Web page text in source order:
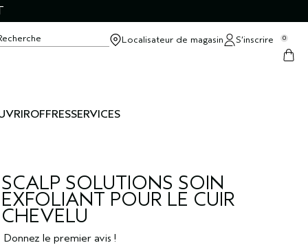
Localisateur de magasin S’inscrire 0
OFFRESSERVICES
SCALP SOLUTIONS SOIN
EXFOLIANT POUR LE CUIR
CHEVELU
Donnez le premier avis !